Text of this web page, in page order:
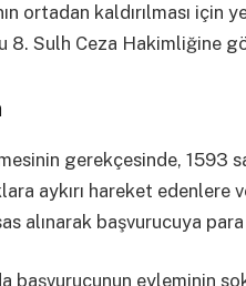
ortadan kaldırılması için
8. Sulh Ceza Hakimliğine
gerekçesinde, 1593
aykırı hareket
alınarak başvurucuya
başvurucunun eyleminin